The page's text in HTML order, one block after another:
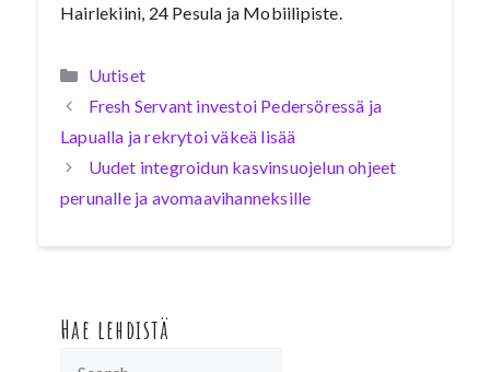
Hairlekiini, 24 Pesula ja Mobiilipiste.
Kategoriat
Uutiset
Fresh Servant investoi Pedersöressä ja
Lapualla ja rekrytoi väkeä lisää
Uudet integroidun kasvinsuojelun ohjeet
perunalle ja avomaavihanneksille
Hae lehdistä